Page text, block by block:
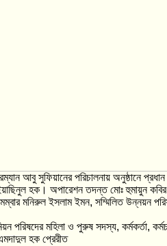
আবু সুফিয়ানের পরিচালনায় অনুষ্ঠানে
হক। অপারেশন তদন্ত মোঃ হুমায়ুন
মনিরুল ইসলাম ইমন, সম্মিলিত উন্নয়ন
পরিষদের মহিলা ও পুরুষ সদস্য, কর্মকর্তা,
হক প্রেরীত